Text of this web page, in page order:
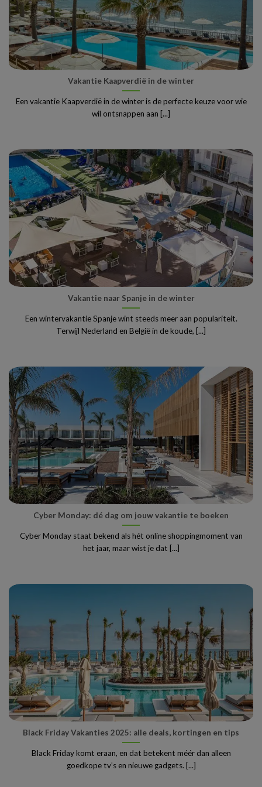
Vakantie Kaapverdië in de winter
Een vakantie Kaapverdië in de winter is de perfecte keuze voor wie
wil ontsnappen aan [...]
Vakantie naar Spanje in de winter
Een wintervakantie Spanje wint steeds meer aan populariteit.
Terwijl Nederland en België in de koude, [...]
Cyber Monday: dé dag om jouw vakantie te boeken
Cyber Monday staat bekend als hét online shoppingmoment van
het jaar, maar wist je dat [...]
Black Friday Vakanties 2025: alle deals, kortingen en tips
Black Friday komt eraan, en dat betekent méér dan alleen
goedkope tv’s en nieuwe gadgets. [...]